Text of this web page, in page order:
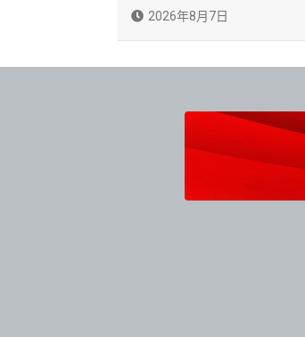
2026年8月7日